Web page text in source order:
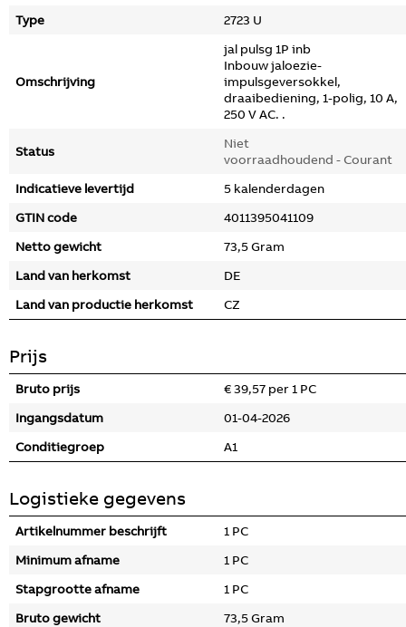
Type
2723 U
Omschrijving
jal pulsg 1P inb
Inbouw jaloezie-
impulsgeversokkel,
draaibediening, 1-polig, 10 A,
250 V AC. .
Status
Niet
voorraadhoudend - Courant
Indicatieve levertijd
5 kalenderdagen
GTIN code
4011395041109
Netto gewicht
73,5 Gram
Land van herkomst
DE
Land van productie herkomst
CZ
Prijs
Bruto prijs
€ 39,57 per 1 PC
Ingangsdatum
01-04-2026
Conditiegroep
A1
Logistieke gegevens
Artikelnummer beschrijft
1 PC
Minimum afname
1 PC
Stapgrootte afname
1 PC
Bruto gewicht
73,5 Gram